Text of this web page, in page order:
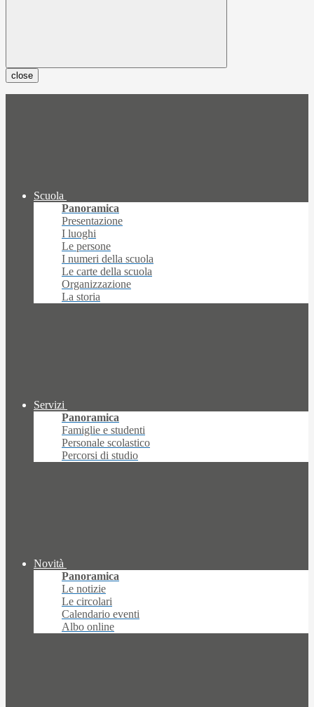
close
Scuola
Panoramica
Presentazione
I luoghi
Le persone
I numeri della scuola
Le carte della scuola
Organizzazione
La storia
Servizi
Panoramica
Famiglie e studenti
Personale scolastico
Percorsi di studio
Novità
Panoramica
Le notizie
Le circolari
Calendario eventi
Albo online